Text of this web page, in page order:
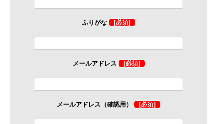
ふりがな [必須]
メールアドレス [必須]
メールアドレス（確認用） [必須]